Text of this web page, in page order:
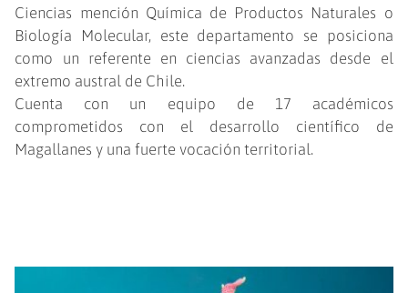
Ciencias mención Química de Productos Naturales o
Biología Molecular, este departamento se posiciona
como un referente en ciencias avanzadas desde el
extremo austral de Chile.
Cuenta con un equipo de 17 académicos
comprometidos con el desarrollo científico de
Magallanes y una fuerte vocación territorial.